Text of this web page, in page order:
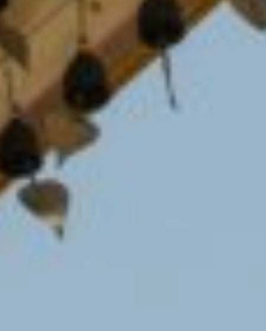
definitie (ook)
informatievraagstukken.
Myth busters: Nederland heeft erg
goed toezicht op de geheime
diensten
Help mee en steun
ons
Door mijn bijdrage ondersteun ik Bits